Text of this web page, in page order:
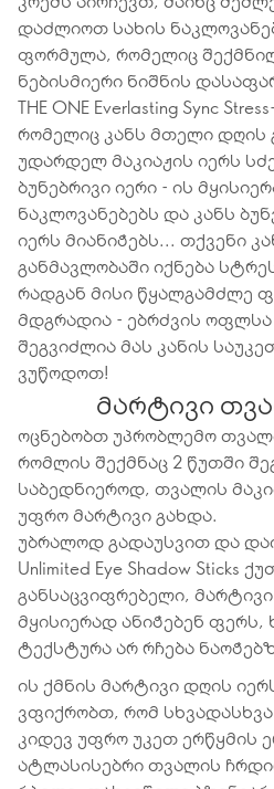
დაძლიოთ სახის
ფორმულა, რომელიც
ნებისმიერი ნიშნის
THE ONE Everlasting Sync
რომელიც კანს მთელი დღის
უდარდელ მაკიაჟის იერს
ბუნებრივი იერი - ის
ნაკლოვანებებს და კანს
იერს მიანიჭებს... თქვენი
განმავლობაში იქნება
რადგან მისი წყალგამძლე
მდგრადია - ებრძვის ოფლსა
შეგვიძლია მას კანის
ვუწოდოთ!
მარტივი
ოცნებობთ უპრობლემო
რომლის შექმნაც 2 წუთში
საბედნიეროდ, თვალის
უფრო მარტივი გახდა.
უბრალოდ გადაუსვით და
Unlimited Eye Shadow Sticks
განსაცვიფრებელი,
მყისიერად ანიჭებენ ფერს,
ტექსტურა არ რჩება
ის ქმნის მარტივი დღის
ვფიქრობთ, რომ
კიდევ უფრო უკეთ ერწყმის
ატლასისებრი თვალის